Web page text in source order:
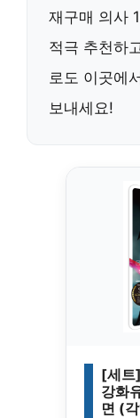
재구매 의사
적극 추천하
로도 이곳에
보내세요!
[세트
강화
면 (